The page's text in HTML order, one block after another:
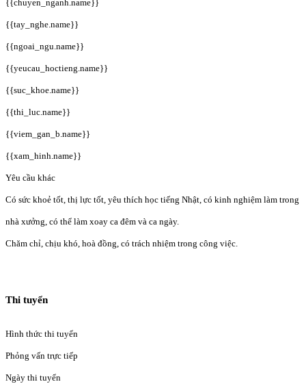
{{chuyen_nganh.name}}
{{tay_nghe.name}}
{{ngoai_ngu.name}}
{{yeucau_hoctieng.name}}
{{suc_khoe.name}}
{{thi_luc.name}}
{{viem_gan_b.name}}
{{xam_hinh.name}}
Yêu cầu khác
Có sức khoẻ tốt, thị lực tốt, yêu thích học tiếng Nhật, có kinh nghiệm làm trong
nhà xưởng, có thể làm xoay ca đêm và ca ngày.
Chăm chỉ, chịu khó, hoà đồng, có trách nhiệm trong công việc.
Thi tuyển
Hình thức thi tuyển
Phỏng vấn trực tiếp
Ngày thi tuyển